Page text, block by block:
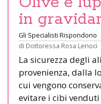
in
Gli Specialisti Rispondono
di Dottoressa Rosa Lenoci
La sicurezza degli
provenienza, dalla
cui vengono
evitare i cibi venduti